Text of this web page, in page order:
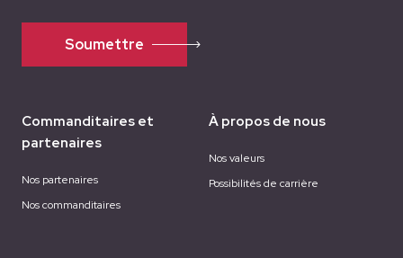
Soumettre
Commanditaires et
partenaires
Nos partenaires
Nos commanditaires
À propos de nous
Nos valeurs
Possibilités de carrière